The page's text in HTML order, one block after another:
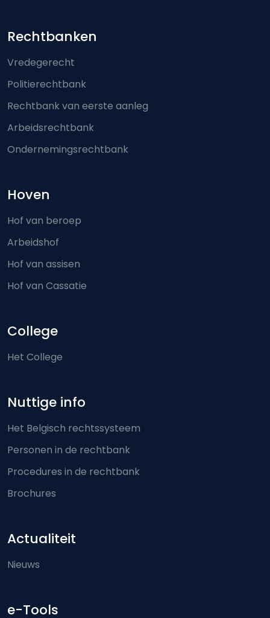
Footer-menu
Rechtbanken
Vredegerecht
Politierechtbank
Rechtbank van eerste aanleg
Arbeidsrechtbank
Ondernemingsrechtbank
Hoven
Hof van beroep
Arbeidshof
Hof van assisen
Hof van Cassatie
College
Het College
Nuttige info
Het Belgisch rechtssysteem
Personen in de rechtbank
Procedures in de rechtbank
Brochures
Actualiteit
Nieuws
e-Tools